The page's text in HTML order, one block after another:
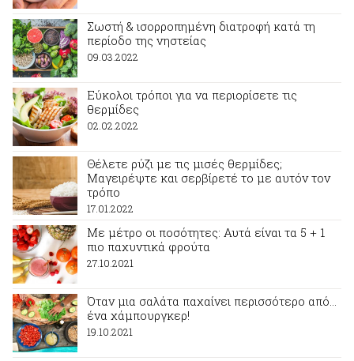
Σωστή & ισορροπημένη διατροφή κατά τη
περίοδο της νηστείας
09.03.2022
Εύκολοι τρόποι για να περιορίσετε τις
θερμίδες
02.02.2022
Θέλετε ρύζι με τις μισές θερμίδες;
Μαγειρέψτε και σερβίρετέ το με αυτόν τον
τρόπο
17.01.2022
Με μέτρο οι ποσότητες: Αυτά είναι τα 5 + 1
πιο παχυντικά φρούτα
27.10.2021
Όταν μια σαλάτα παχαίνει περισσότερο από...
ένα χάμπουργκερ!
19.10.2021